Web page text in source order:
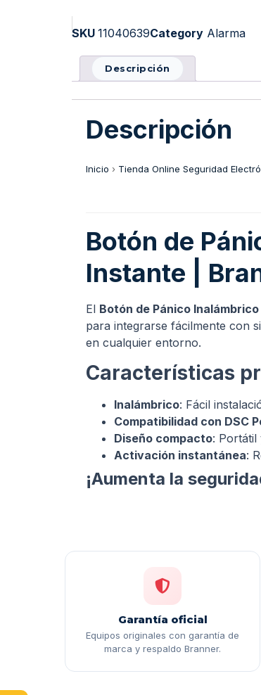
SKU 11040639Category Alarma
Descripción
Descripción
Inicio › Tienda Online Seguridad
Botón de
Instante |
El Botón de Pánico
para integrarse fácilmente con
en cualquier entorno.
Características
Inalámbrico: Fácil
Compatibilidad con DSC
Diseño compacto: Portátil
Activación instantánea:
¡Aumenta la
Garantía oficial
Equipos originales con garantía de
marca y respaldo Branner.